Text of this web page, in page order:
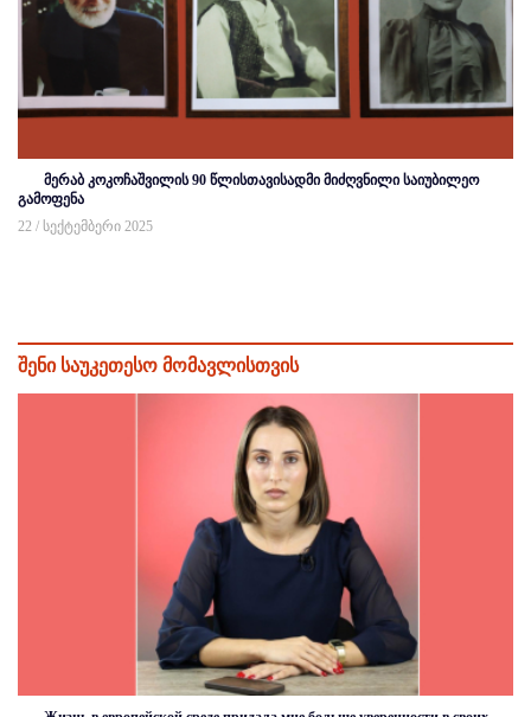
მერაბ კოკოჩაშვილის 90 წლისთავისადმი მიძღვნილი საიუბილეო
გამოფენა
22 / სექტემბერი 2025
შენი საუკეთესო მომავლისთვის